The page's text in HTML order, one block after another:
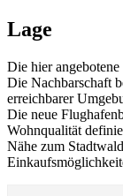
Lage
Die hier
Die Nachbarschaft
erreichbarer
Die neue
Wohnqualität
Nähe zum